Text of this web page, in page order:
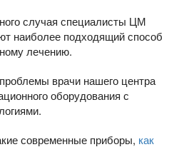
случая специалисты ЦМ
наиболее подходящий способ
лечению.
врачи нашего центра
оборудования с
современные приборы, как